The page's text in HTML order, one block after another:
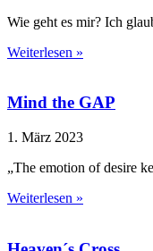
Wie geht es mir? Ich
Weiterlesen »
Mind the GAP
1. März 2023
„The emotion of desire
Weiterlesen »